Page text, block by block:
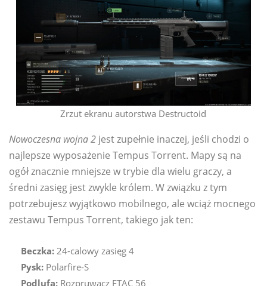
Zrzut ekranu autorstwa Destructoid
Nowoczesna wojna 2 jest zupełnie inaczej, jeśli chodzi o
najlepsze wyposażenie Tempus Torrent. Mapy są na
ogół znacznie mniejsze w trybie dla wielu graczy, a
średni zasięg jest zwykle królem. W związku z tym
potrzebujesz wyjątkowo mobilnego, ale wciąż mocnego
zestawu Tempus Torrent, takiego jak ten:
Beczka: 24-calowy zasięg 4
Pysk: Polarfire-S
Podlufa: Rozpruwacz FTAC 56